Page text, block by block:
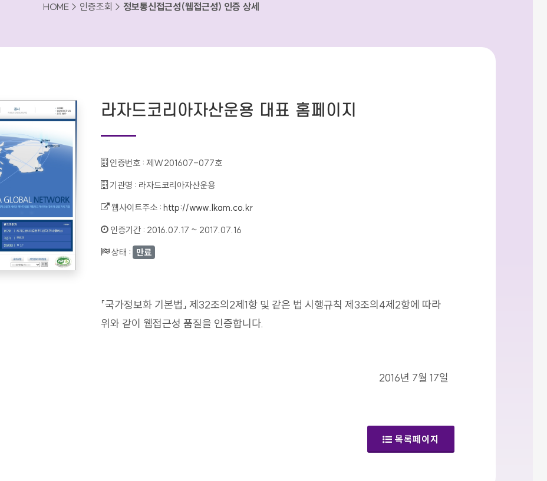
HOME > 인증조회 > 정보통신접근성(웹접근성) 인증 상세
라자드코리아자산운용 대표 홈페이지
인증번호 :제W201607-077호
기관명 : 라자드코리아자산운용
웹사이트주소 :http://www.lkam.co.kr
인증기간 : 2016.07.17 ~ 2017.07.16
상태 : 만료
「국가정보화 기본법」 제32조의2제1항 및 같은 법 시행규칙 제3조의4제2항에 따라
위와 같이 웹접근성 품질을 인증합니다.
2016년 7월 17일
목록페이지